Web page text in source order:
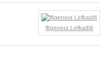
Ifigeneia Lefkaditi